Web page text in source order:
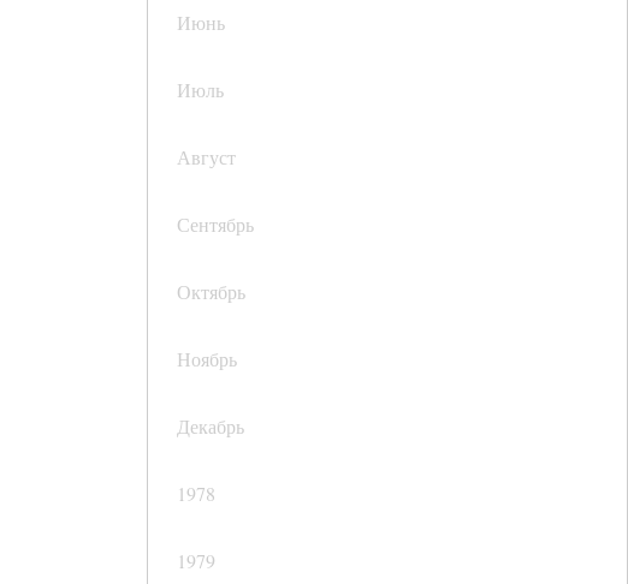
Июнь
Июль
Август
Сентябрь
Октябрь
Ноябрь
Декабрь
1978
1979